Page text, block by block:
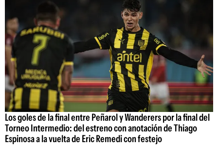
Los goles de la final entre Peñarol y Wanderers por la final del
Torneo Intermedio: del estreno con anotación de Thiago
Espinosa a la vuelta de Eric Remedi con festejo